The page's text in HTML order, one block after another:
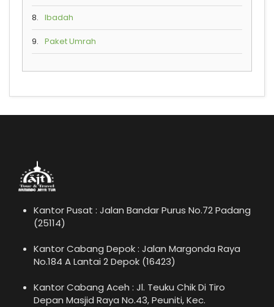
8. Ibadah
9. Paket Umrah
Kantor Pusat : Jalan Bandar Purus No.72 Padang
(25114)
Kantor Cabang Depok : Jalan Margonda Raya
No.184 A Lantai 2 Depok (16423)
Kantor Cabang Aceh : Jl. Teuku Chik Di Tiro
Depan Masjid Raya No.43, Peuniti, Kec.